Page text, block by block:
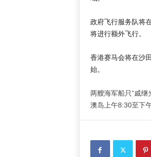
政府飞行服务队将
将进行额外飞行。
香港赛马会将在沙
始。
两艘海军船只“戚继
澳岛上午8:30至下